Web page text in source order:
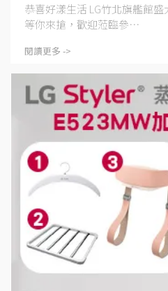
恭喜好漾生活 LG竹北旗艦館
等你來搶，歡迎蒞臨參⋯
閱讀更多 ->